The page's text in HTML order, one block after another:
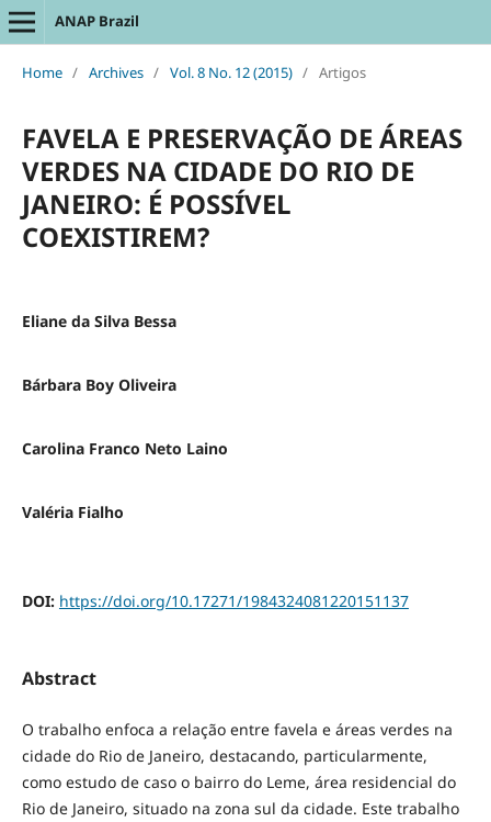
ANAP Brazil
Home / Archives / Vol. 8 No. 12 (2015) / Artigos
FAVELA E PRESERVAÇÃO DE ÁREAS
VERDES NA CIDADE DO RIO DE
JANEIRO: É POSSÍVEL
COEXISTIREM?
Eliane da Silva Bessa
Bárbara Boy Oliveira
Carolina Franco Neto Laino
Valéria Fialho
DOI: https://doi.org/10.17271/1984324081220151137
Abstract
O trabalho enfoca a relação entre favela e áreas verdes na
cidade do Rio de Janeiro, destacando, particularmente,
como estudo de caso o bairro do Leme, área residencial do
Rio de Janeiro, situado na zona sul da cidade. Este trabalho